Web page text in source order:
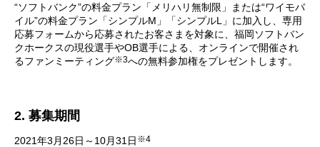
“ソフトバンク”の料金プラン「メリハリ無制限」または“ワイモバ
イル”の料金プラン「シンプルM」「シンプルL」に加入し、専用
応募フォームから応募されたお客さまを対象に、福岡ソフトバン
クホークスの現役選手やOB選手による、オンラインで開催され
るファンミーティング※3への無料参加権をプレゼントします。
2. 募集期間
2021年3月26日～10月31日 ※4